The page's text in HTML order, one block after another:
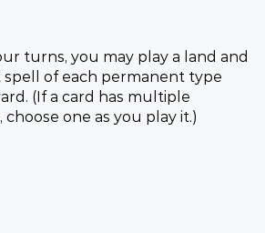
turns, you may play a land and
of each permanent type
(If a card has multiple
one as you play it.)